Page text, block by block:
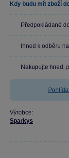
Kdy budu mít zboží
Předpokládané
Ihned k odběru na
Nakupujte hned,
Výrobce:
Sparkys